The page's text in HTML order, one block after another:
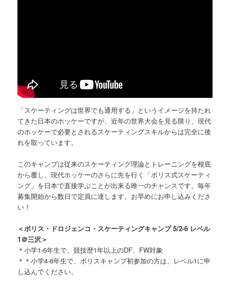
「スケーティングは世界でも通用する」というイメージを持たれ
てきた日本のホッケーですが、近年の世界大会を見る限り、現代
のホッケーで必要とされるスケーティングスキルからは完全に後
れを取っています。
このキャンプは従来のスケーティング理論とトレーニングを根底
から覆し、現代ホッケーのさらに先を行く「ボリス式スケーティ
ング」を日本で直接学ぶことが出来る唯一のチャンスです。毎年
募集開始から数日で定員に達します。お早めにお申し込みくださ
い！
＜ボリス・ドロジェンコ・スケーティングキャンプ 5/2-6 レベル
1＠三沢＞
＊小学1-6年生で、競技歴1年以上のDF、FW対象
＊＊小学4-6年生で、ボリスキャンプ初参加の方は、レベル1に申
し込んでください。